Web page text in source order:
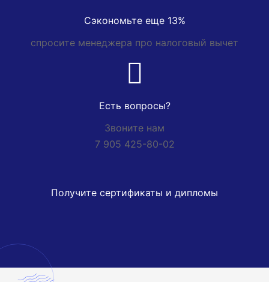
Сэкономьте еще 13%
спросите менеджера про налоговый вычет
Есть вопросы?
Звоните нам
7 905 425-80-02
Получите сертификаты и дипломы